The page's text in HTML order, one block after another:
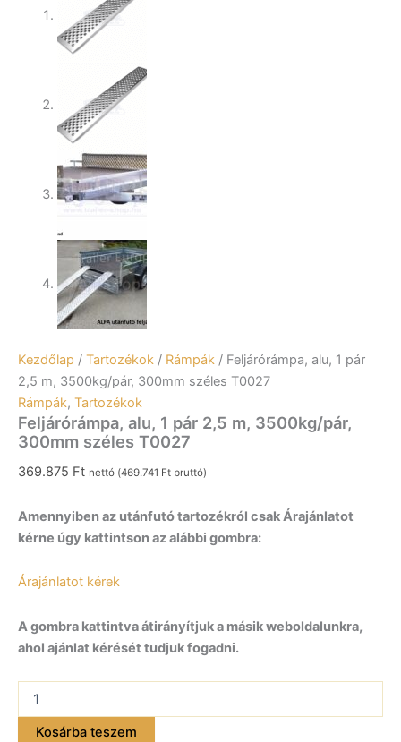
Kezdőlap / Tartozékok / Rámpák / Feljárórámpa, alu, 1 pár
2,5 m, 3500kg/pár, 300mm széles T0027
Rámpák, Tartozékok
Feljárórámpa, alu, 1 pár 2,5 m, 3500kg/pár,
300mm széles T0027
369.875 Ft nettó (469.741 Ft bruttó)
Amennyiben az utánfutó tartozékról csak Árajánlatot
kérne úgy kattintson az alábbi gombra:
Árajánlatot kérek
A gombra kattintva átirányítjuk a másik weboldalunkra,
ahol ajánlat kérését tudjuk fogadni.
alu,
Kosárba teszem